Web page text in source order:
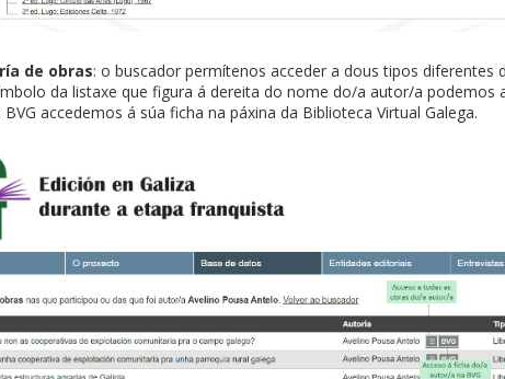
de obras: o buscador permítenos acceder a dous tipos diferentes
da listaxe que figura á dereita do nome do/a autor/a podemos
accedemos á súa ficha na páxina da Biblioteca Virtual Galega.